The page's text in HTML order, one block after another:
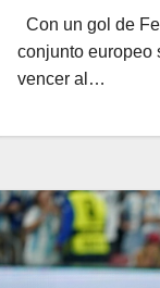
Con un gol de
conjunto europeo
vencer al…